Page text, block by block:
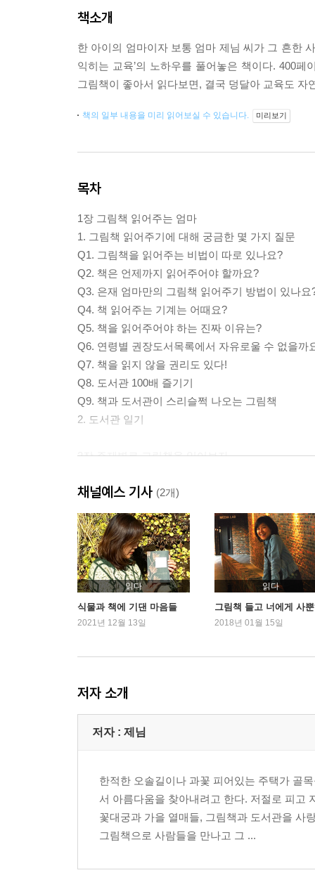
책소개
한 아이의 엄마이자 보통 엄마 제님 씨가 그 흔한
익히는 교육’의 노하우를 풀어놓은 책이다. 400
그림책이 좋아서 읽다보면, 결국 덩달아 교육도
책의 일부 내용을 미리 읽어보실 수 있습니다. 미리보기
목차
1장 그림책 읽어주는 엄마
1. 그림책 읽어주기에 대해 궁금한 몇 가지 질문
Q1. 그림책을 읽어주는 비법이 따로 있나요?
Q2. 책은 언제까지 읽어주어야 할까요?
Q3. 은재 엄마만의 그림책 읽어주기 방법이 있나요
Q4. 책 읽어주는 기계는 어때요?
Q5. 책을 읽어주어야 하는 진짜 이유는?
Q6. 연령별 권장도서목록에서 자유로울 수 없을까
Q7. 책을 읽지 않을 권리도 있다!
Q8. 도서관 100배 즐기기
Q9. 책과 도서관이 스리슬쩍 나오는 그림책
2. 도서관 일기
2장 주제별로 그림책을 읽어보자
2. 분노 | 내가 화나면, 정말, 정말 화나면!
3. 미술 | 그림책으로 만나는 미술관
4. 인형 | 인형은 마음을 나누는 내 친구
5. 가족 | 가족은 사랑의 다른 이름
6. 인권 | 인권과 자유, 그리고 함께 어울려 살아가기
7. 심리 | 마음의 여행을 떠나보자!
8. 죽음 | 죽는다는 건 뭘까?
9. 상상 | 글 없는 그림책은 읽는 사람이 이야기꾼이
11. 감성 | 시적 감수성으로 풍부한 감성을
3장 작가별로 그림책을 알아보자
1. 기무라 유이치 | 눈총을 받아도 키득키득
2. 베라 B. 윌리엄스 | 체리 씨에서 이야기가 모락모
5. 데이비드 스몰 | 마음에 시원한 우물을 품은 리디
6. 박연철 | 나 원 참 어처구니가 없어서!
7. 다시마 세이조 | 엄마, 나도 염소 키우고 싶어!
8. 니콜라우스 하이델바흐 | 너희도 목에 반창고 붙
채널예스 기사 (2개)
읽다
식물과 책에 기댄 마음들
2021년 12월 13일
읽다
그림책 들고 너에게 사
2018년 01월 15일
저자 소개
저자 : 제님
한적한 오솔길이나 과꽃 피어있는 주택가 골
서 아름다움을 찾아내려고 한다. 저절로 피고
꽃대궁과 가을 열매들, 그림책과 도서관을 사
그림책으로 사람들을 만나고 그 ...